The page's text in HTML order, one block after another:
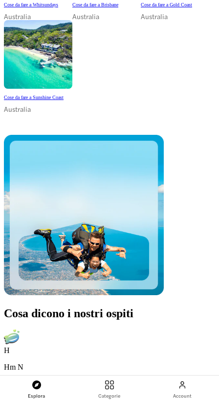
Esplora Categorie Account
Cose da fare a Whitsundays
Australia
Cose da fare a Brisbane
Australia
Cose da fare a Gold Coast
Australia
Cose da fare a Sunshine Coast
Australia
Cosa dicono i nostri ospiti
H
Hm N
Famiglia